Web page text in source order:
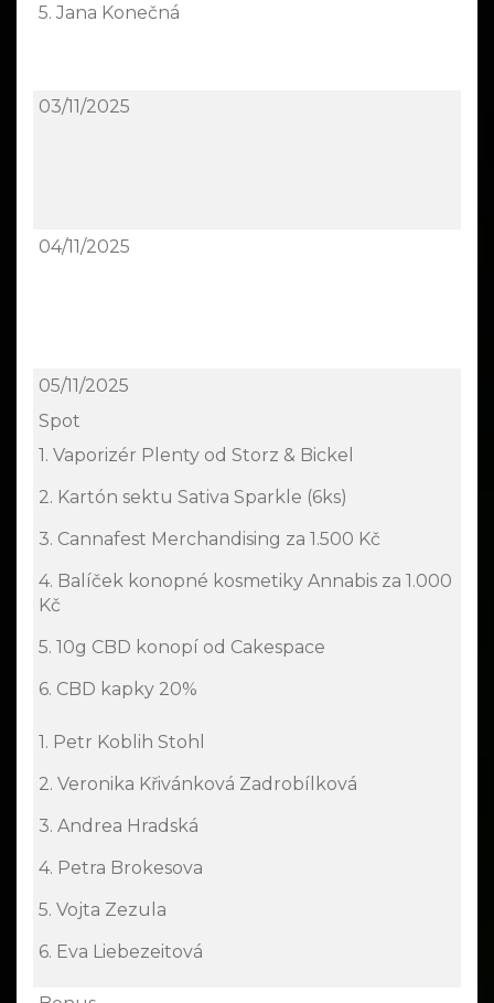
5. Jana Konečná
03/11/2025
04/11/2025
05/11/2025
Spot
1. Vaporizér Plenty od Storz & Bickel
2. Kartón sektu Sativa Sparkle (6ks)
3. Cannafest Merchandising za 1.500 Kč
4. Balíček konopné kosmetiky Annabis za 1.000
Kč
5. 10g CBD konopí od Cakespace
6. CBD kapky 20%
1. Petr Koblih Stohl
2. Veronika Křivánková Zadrobílková
3. Andrea Hradská
4. Petra Brokesova
5. Vojta Zezula
6. Eva Liebezeitová